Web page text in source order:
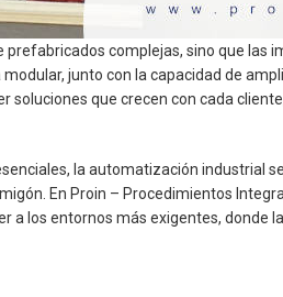
complejas, sino que las
junto con la capacidad de
que crecen con cada
la automatización industrial
En Proin – Procedimientos
los entornos más exigentes, donde